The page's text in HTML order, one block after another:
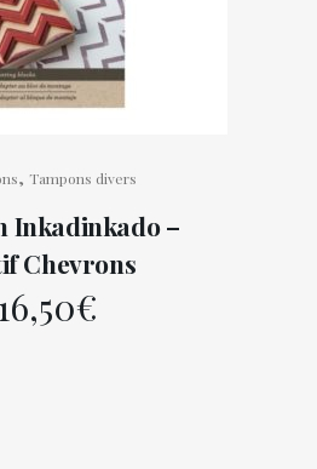
, Tampons divers
Inkadinkado –
Chevrons
€